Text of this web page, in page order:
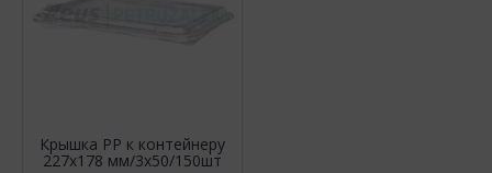
Крышка РР к контейнеру
227х178 мм/3х50/150шт